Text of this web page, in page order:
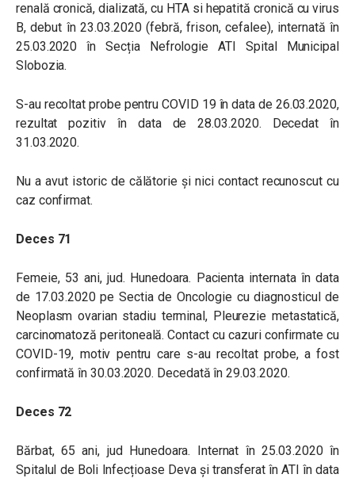
renală cronică, dializată, cu HTA si hepatită cronică cu virus
B, debut în 23.03.2020 (febră, frison, cefalee), internată în
25.03.2020 în Secția Nefrologie ATI Spital Municipal
Slobozia.
S-au recoltat probe pentru COVID 19 în data de 26.03.2020,
rezultat pozitiv în data de 28.03.2020. Decedat în
31.03.2020.
Nu a avut istoric de călătorie și nici contact recunoscut cu
caz confirmat.
Deces 71
Femeie, 53 ani, jud. Hunedoara. Pacienta internata în data
de 17.03.2020 pe Sectia de Oncologie cu diagnosticul de
Neoplasm ovarian stadiu terminal, Pleurezie metastatică,
carcinomatoză peritoneală. Contact cu cazuri confirmate cu
COVID-19, motiv pentru care s-au recoltat probe, a fost
confirmată în 30.03.2020. Decedată în 29.03.2020.
Deces 72
Bărbat, 65 ani, jud Hunedoara. Internat în 25.03.2020 în
Spitalul de Boli Infecțioase Deva și transferat în ATI în data